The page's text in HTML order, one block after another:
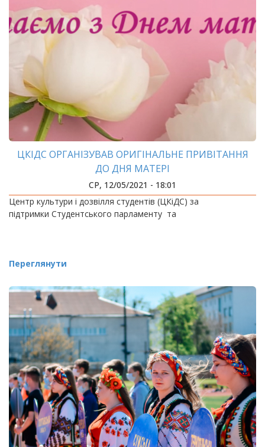
ЦКІДС ОРГАНІЗУВАВ ОРИГІНАЛЬНЕ ПРИВІТАННЯ
ДО ДНЯ МАТЕРІ
СР, 12/05/2021 - 18:01
Центр культури і дозвілля студентів (ЦКіДС) за
підтримки Студентського парламенту та
Переглянути